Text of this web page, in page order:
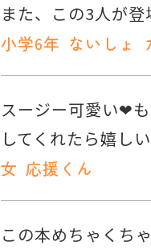
また、この3人が
小学6年 ないしょ
スージー可愛い❤
してくれたら嬉し
女 応援くん
この本めちゃくち